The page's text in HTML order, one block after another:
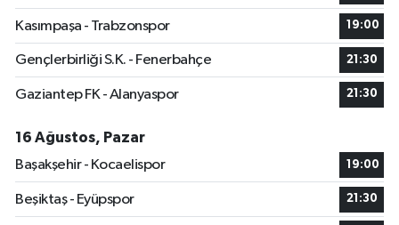
Kasımpaşa - Trabzonspor 19:00
Gençlerbirliği S.K. - Fenerbahçe 21:30
Gaziantep FK - Alanyaspor 21:30
16 Ağustos, Pazar
Başakşehir - Kocaelispor
19:00
Beşiktaş - Eyüpspor 21:30